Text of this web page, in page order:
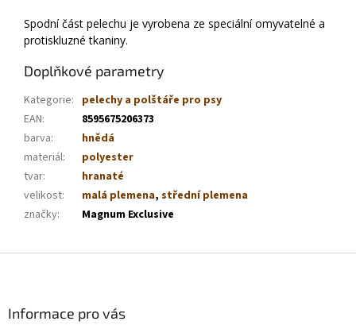
Spodní část pelechu je vyrobena ze speciální omyvatelné a
protiskluzné tkaniny.
Doplňkové parametry
Kategorie: pelechy a polštáře pro psy
EAN:
8595675206373
barva:
hnědá
materiál:
polyester
tvar:
hranaté
velikost: malá plemena, střední plemena
značky: Magnum Exclusive
Informace pro vás